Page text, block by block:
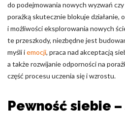
do podejmowania nowych wyzwań
porażką skutecznie blokuje działanie,
i możliwości eksplorowania nowych
te przeszkody, niezbędne jest
myśli iemocji, praca nad akceptacją
a także rozwijanie odporności na
część procesu uczenia się i wzrostu.
Pewność siebie